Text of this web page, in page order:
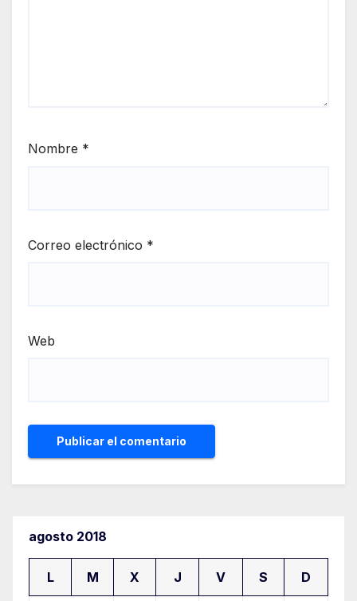
Nombre *
Correo electrónico *
Web
agosto 2018
L M X J V S D